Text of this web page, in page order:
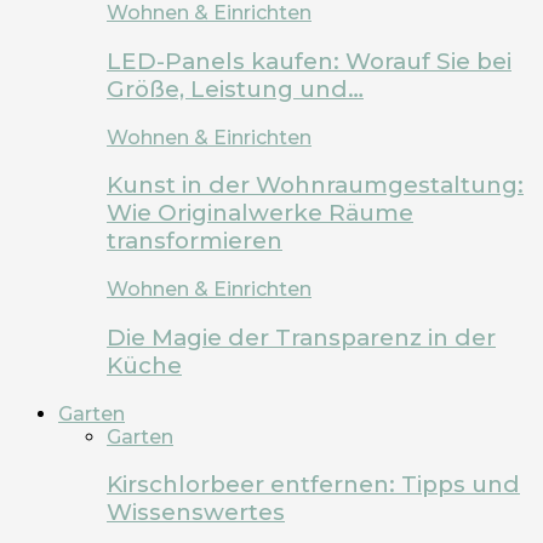
Wohnen & Einrichten
LED-Panels kaufen: Worauf Sie bei
Größe, Leistung und…
Wohnen & Einrichten
Kunst in der Wohnraumgestaltung:
Wie Originalwerke Räume
transformieren
Wohnen & Einrichten
Die Magie der Transparenz in der
Küche
Garten
Garten
Kirschlorbeer entfernen: Tipps und
Wissenswertes